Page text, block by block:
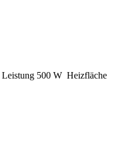
Leistung 500 W Heizfläche